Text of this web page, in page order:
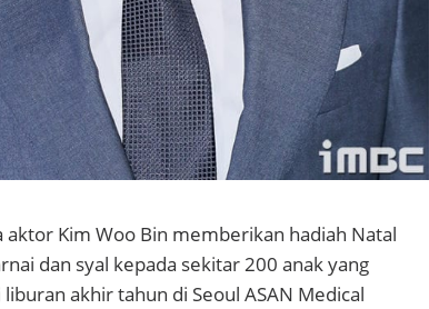
aktor Kim Woo Bin memberikan hadiah Natal
dan syal kepada sekitar 200 anak yang
akhir tahun di Seoul ASAN Medical